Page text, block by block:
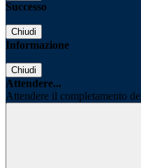
Successo
Chiudi
Informazione
Chiudi
Attendere...
Attendere il completamento